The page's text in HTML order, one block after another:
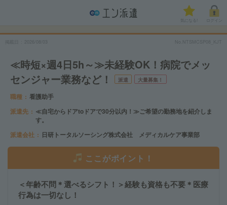
気になる!
No.NTSMCSP08_KJT
≪時短×週4日5h～≫未経験OK！病院でメッ
センジャー業務など！
派遣 大量募集！
職種
看護助手
派遣先
≪自宅からドアtoドアで30分以内！≫ご希望の勤務地を紹介しま
す。
派遣会社
日研トータルソーシング株式会社 メディカルケア事業部
ここがポイント！
＜年齢不問＊選べるシフト！＞経験も資格も不要＊医療
行為は一切なし！